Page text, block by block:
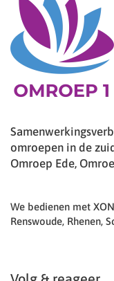
omroepen in de
Omroep Ede,
We bedienen met
Renswoude, Rhenen,